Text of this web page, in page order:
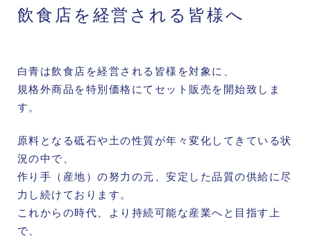
飲食店を経営される皆様へ
白青は飲食店を経営される皆様を対象に、
規格外商品を特別価格にてセット販売を開始致しま
す。
原料となる砥石や土の性質が年々変化してきている状
況の中で、
作り手（産地）の努力の元、安定した品質の供給に尽
力し続けております。
これからの時代、より持続可能な産業へと目指す上
で、